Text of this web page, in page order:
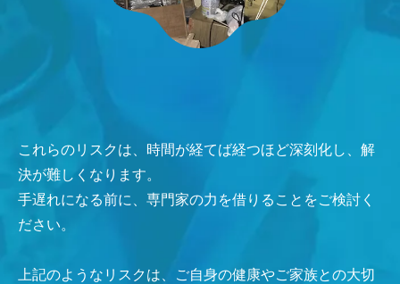
これらのリスクは、時間が経てば経つほど深刻化し、解
決が難しくなります。
手遅れになる前に、専門家の力を借りることをご検討く
ださい。
上記のようなリスクは、ご自身の健康やご家族との大切